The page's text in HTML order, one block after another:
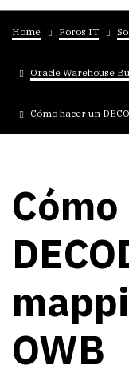
Home Foros IT
Oracle Warehouse
Cómo hacer un
OWB